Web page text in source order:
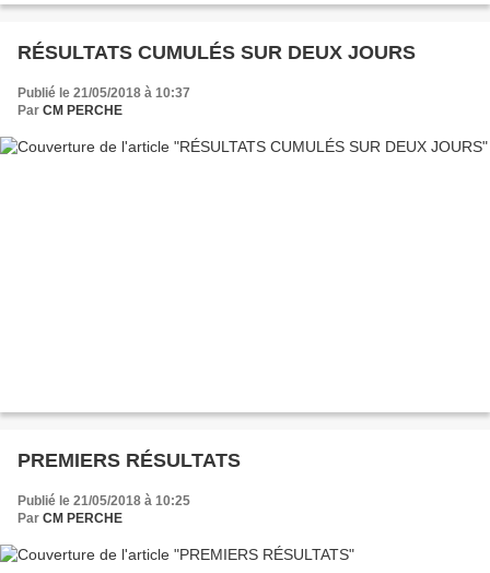
RÉSULTATS CUMULÉS SUR DEUX JOURS
Publié le 21/05/2018 à 10:37
Par CM PERCHE
PREMIERS RÉSULTATS
Publié le 21/05/2018 à 10:25
Par CM PERCHE